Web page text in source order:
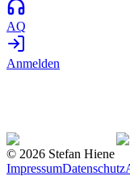
AQ
Anmelden
© 2026 Stefan Hiene
ImpressumDatenschutz